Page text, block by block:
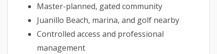
Master-planned, gated community
Juanillo Beach, marina, and golf nearby
Controlled access and professional
management